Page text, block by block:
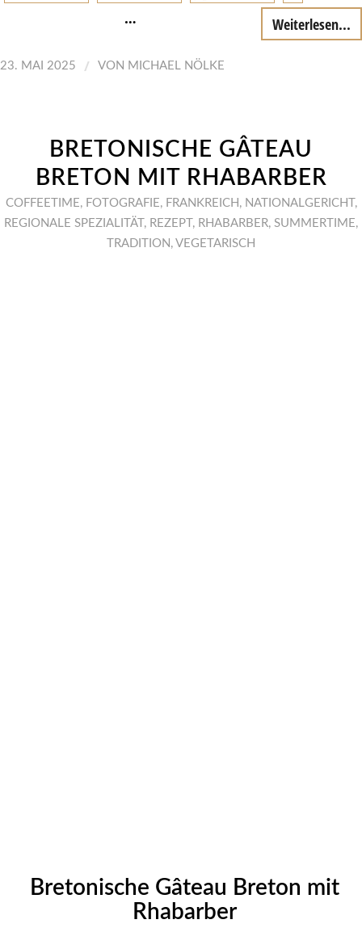
… Weiterlesen...
23. MAI 2025 / VON MICHAEL NÖLKE
BRETONISCHE GÂTEAU
BRETON MIT RHABARBER
COFFEETIME, FOTOGRAFIE, FRANKREICH , NATIONALGERICHT ,
REGIONALE SPEZIALITÄT , REZEPT , RHABARBER, SUMMERTIME,
TRADITION , VEGETARISCH
Bretonische Gâteau Breton mit
Rhabarber